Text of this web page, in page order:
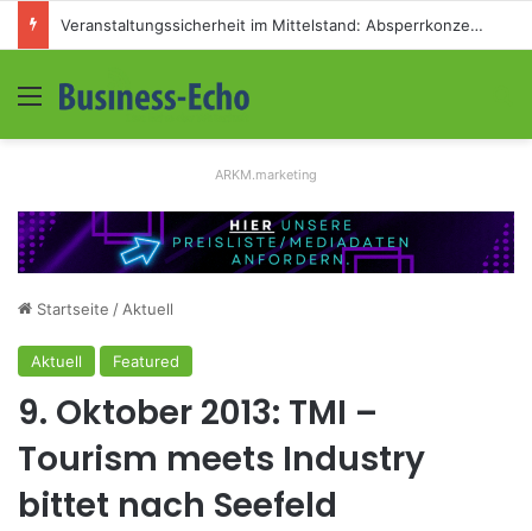
Veranstaltungssicherheit im Mittelstand: Absperrkonzepte für temporäre Außengelände
Menü
ARKM.marketing
Startseite / Aktuell
Aktuell Featured
9. Oktober 2013: TMI –
Tourism meets Industry
bittet nach Seefeld